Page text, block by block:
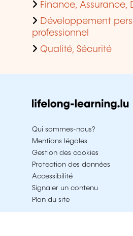
Finance, Assurance,
Développement
professionnel
Qualité, Sécurité
Qui sommes-nous?
Mentions légales
Gestion des cookies
Protection des données
Accessibilité
Signaler un contenu
Plan du site